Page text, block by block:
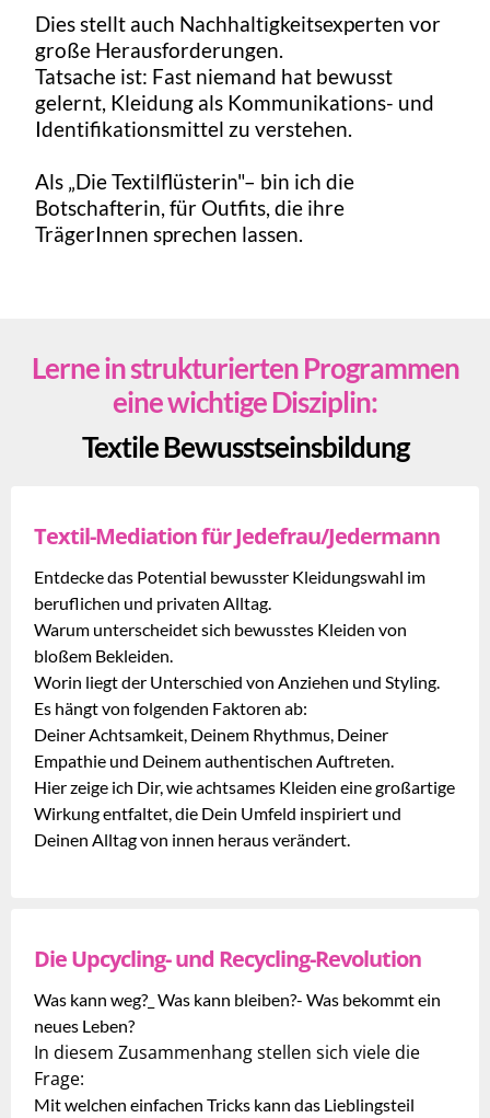
Dies stellt auch Nachhaltigkeitsexperten vor
große Herausforderungen.
Tatsache ist: Fast niemand hat bewusst
gelernt, Kleidung als Kommunikations- und
Identifikationsmittel zu verstehen.
Als „Die Textilflüsterin"– bin ich die
Botschafterin, für Outfits, die ihre
TrägerInnen sprechen lassen.
Lerne in strukturierten Programmen
eine wichtige Disziplin:
Textile Bewusstseinsbildung
Textil-Mediation für Jedefrau/Jedermann
Entdecke das Potential bewusster Kleidungswahl im
beruflichen und privaten Alltag.
Warum unterscheidet sich bewusstes Kleiden von
bloßem Bekleiden.
Worin liegt der Unterschied von Anziehen und Styling.
Es hängt von folgenden Faktoren ab:
Deiner Achtsamkeit, Deinem Rhythmus, Deiner
Empathie und Deinem authentischen Auftreten.
Hier zeige ich Dir, wie achtsames Kleiden eine großartige
Wirkung entfaltet, die Dein Umfeld inspiriert und
Deinen Alltag von innen heraus verändert.
Die Upcycling- und Recycling-Revolution
Was kann weg?_ Was kann bleiben?- Was bekommt ein
neues Leben?
In diesem Zusammenhang stellen sich viele die
Frage:
Mit welchen einfachen Tricks kann das Lieblingsteil